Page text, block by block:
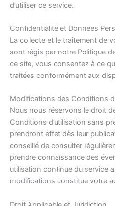
d’utiliser ce service.
Confidentialité et Données
La collecte et le traitement de
sont régis par notre Politique
ce site, vous consentez à ce
traitées conformément aux
Modifications des Conditions
Nous nous réservons le droit
Conditions d’utilisation sans
prendront effet dès leur
conseillé de consulter
prendre connaissance des
utilisation continue du service
modifications constitue votre